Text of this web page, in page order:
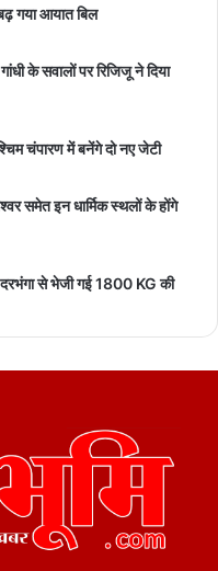
गया आयात बिल
के सवालों पर रिजिजू ने दिया
चंपारण में बनेंगे दो नए जेटी
समेत इन धार्मिक स्थलों के होंगे
से भेजी गई 1800 KG की